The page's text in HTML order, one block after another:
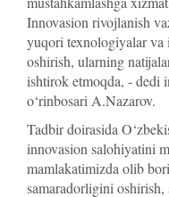
Innovasion rivojlanish
yuqori texnologiyalar va
oshirish, ularning
ishtirok etmoqda, - dedi
o‘rinbosari A.Nazarov.
Tadbir doirasida
innovasion salohiyatini
mamlakatimizda olib
samaradorligini